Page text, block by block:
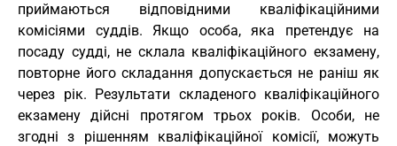
приймаються відповідними кваліфікаційними
комісіями суддів. Якщо особа, яка претендує на
посаду судді, не склала кваліфікаційного екзамену,
повторне його складання допускається не раніш як
через рік. Результати складеного кваліфікаційного
екзамену дійсні протягом трьох років. Особи, не
згодні з рішенням кваліфікаційної комісії, можуть